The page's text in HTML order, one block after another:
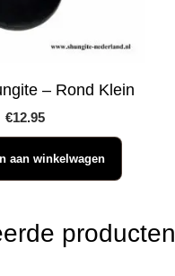
– Rond Klein
€12.95
aan winkelwagen
producten